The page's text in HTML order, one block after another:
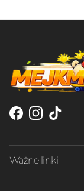
Facebook
Instagram
TikTok
Ważne linki